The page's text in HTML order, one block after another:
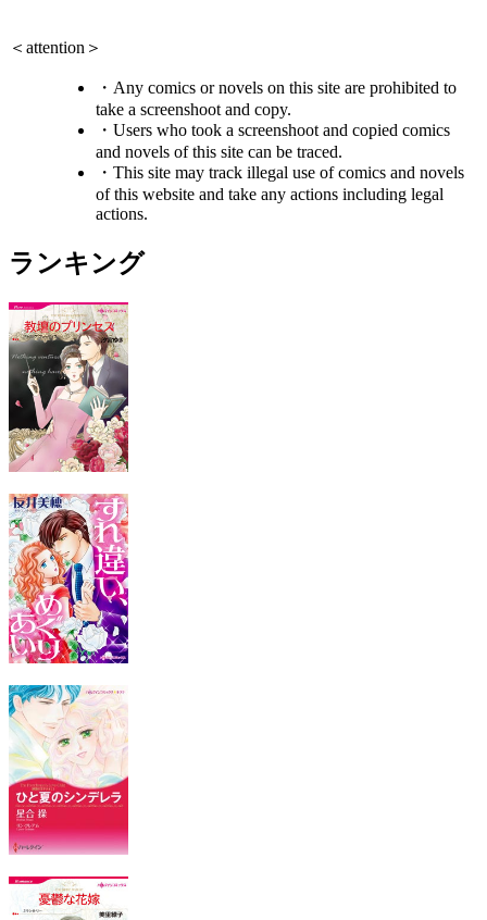
＜attention＞
・Any comics or novels on this site are prohibited to
take a screenshoot and copy.
・Users who took a screenshoot and copied comics
and novels of this site can be traced.
・This site may track illegal use of comics and novels
of this website and take any actions including legal
actions.
ランキング